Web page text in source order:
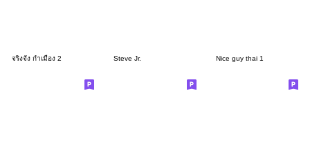
จริงจัง กำเมือง 2 Steve Jr. Nice guy thai 1